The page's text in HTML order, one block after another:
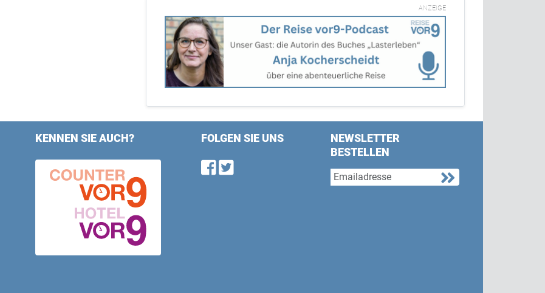
ANZEIGE
KENNEN SIE AUCH? FOLGEN SIE UNS
Find us on Facebook
Follow us on Twitter
NEWSLETTER
BESTELLEN